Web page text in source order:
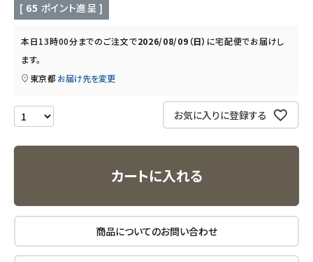
ナチュラムーン
エコリュクス
ナチュラプラス
コラム・スタッフのおすすめ
[ 65 ポイント進呈 ]
本日13時00分までのご注文で2026/08/09（日） に宅配便でお届けし
ます。
東京都 お届け先を変更
お気に入りに登録する
カートに入れる
商品についてのお問い合わせ